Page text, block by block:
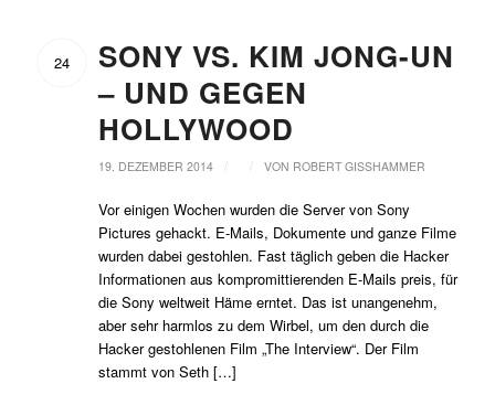
24
SONY VS. KIM JONG-UN
– UND GEGEN
HOLLYWOOD
19. DEZEMBER 2014 VON ROBERT GISSHAMMER
Vor einigen Wochen wurden die Server von Sony
Pictures gehackt. E-Mails, Dokumente und ganze Filme
wurden dabei gestohlen. Fast täglich geben die Hacker
Informationen aus kompromittierenden E-Mails preis, für
die Sony weltweit Häme erntet. Das ist unangenehm,
aber sehr harmlos zu dem Wirbel, um den durch die
Hacker gestohlenen Film „The Interview“. Der Film
stammt von Seth […]